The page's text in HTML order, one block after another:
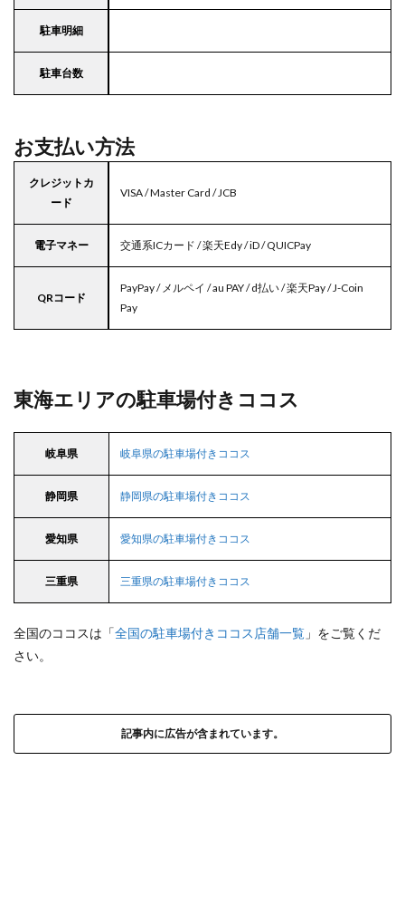
駐車明細
駐車台数
お支払い方法
クレジットカ
ード
VISA / Master Card / JCB
電子マネー 交通系ICカード / 楽天Edy / iD / QUICPay
QRコード
PayPay / メルペイ / au PAY / d払い / 楽天Pay / J-Coin
Pay
東海エリアの駐車場付きココス
岐阜県 岐阜県の駐車場付きココス
静岡県 静岡県の駐車場付きココス
愛知県 愛知県の駐車場付きココス
三重県 三重県の駐車場付きココス
全国のココスは「全国の駐車場付きココス店舗一覧 」をご覧くだ
さい。
記事内に広告が含まれています。